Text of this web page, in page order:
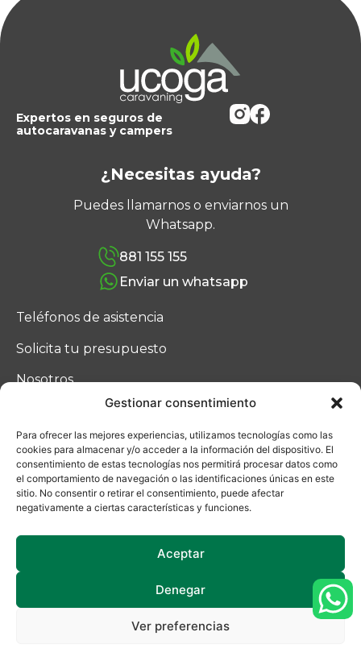
Gestionar consentimiento
Para ofrecer las mejores experiencias, utilizamos tecnologías como las
cookies para almacenar y/o acceder a la información del dispositivo. El
consentimiento de estas tecnologías nos permitirá procesar datos como
el comportamiento de navegación o las identificaciones únicas en este
sitio. No consentir o retirar el consentimiento, puede afectar
negativamente a ciertas características y funciones.
Aceptar
Denegar
Ver preferencias
Expertos en seguros de
autocaravanas y campers
¿Necesitas ayuda?
Puedes llamarnos o enviarnos un
Whatsapp.
881 155 155
Enviar un whatsapp
Teléfonos de asistencia
Solicita tu presupuesto
Nosotros
Contacto
Ucoga © 2025
Política de privacidad |Aviso Legal| Uso de cookies